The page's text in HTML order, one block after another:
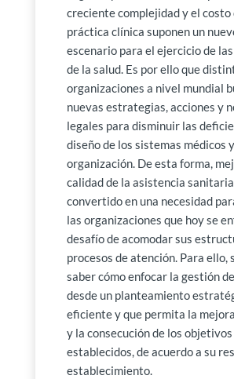
creciente complejidad y el costo
práctica clínica suponen un
escenario para el ejercicio de
de la salud. Es por ello que
organizaciones a nivel mundial
nuevas estrategias, acciones y
legales para disminuir las
diseño de los sistemas médicos
organización. De esta forma,
calidad de la asistencia sanitaria
convertido en una necesidad
las organizaciones que hoy se
desafío de acomodar sus
procesos de atención. Para ello,
saber cómo enfocar la gestión
desde un planteamiento
eficiente y que permita la
y la consecución de los objetivos
establecidos, de acuerdo a su
establecimiento.